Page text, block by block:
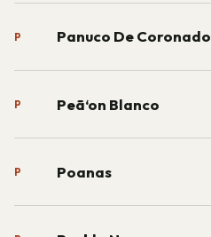
P Panuco De Coronado
P Peã‘on Blanco
P Poanas